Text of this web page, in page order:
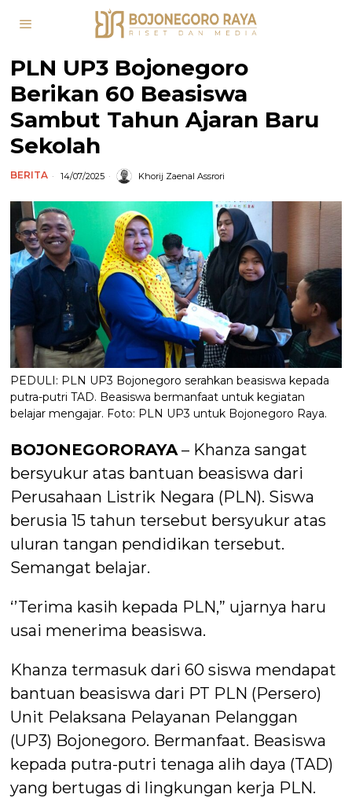
PLN UP3 Bojonegoro
Berikan 60 Beasiswa
Sambut Tahun Ajaran Baru
Sekolah
BERITA 14/07/2025 Khorij Zaenal Assrori
PEDULI: PLN UP3 Bojonegoro serahkan beasiswa kepada
putra-putri TAD. Beasiswa bermanfaat untuk kegiatan
belajar mengajar. Foto: PLN UP3 untuk Bojonegoro Raya.
BOJONEGORORAYA – Khanza sangat
bersyukur atas bantuan beasiswa dari
Perusahaan Listrik Negara (PLN). Siswa
berusia 15 tahun tersebut bersyukur atas
uluran tangan pendidikan tersebut.
Semangat belajar.
‘’Terima kasih kepada PLN,” ujarnya haru
usai menerima beasiswa.
Khanza termasuk dari 60 siswa mendapat
bantuan beasiswa dari PT PLN (Persero)
Unit Pelaksana Pelayanan Pelanggan
(UP3) Bojonegoro. Bermanfaat. Beasiswa
kepada putra-putri tenaga alih daya (TAD)
yang bertugas di lingkungan kerja PLN.